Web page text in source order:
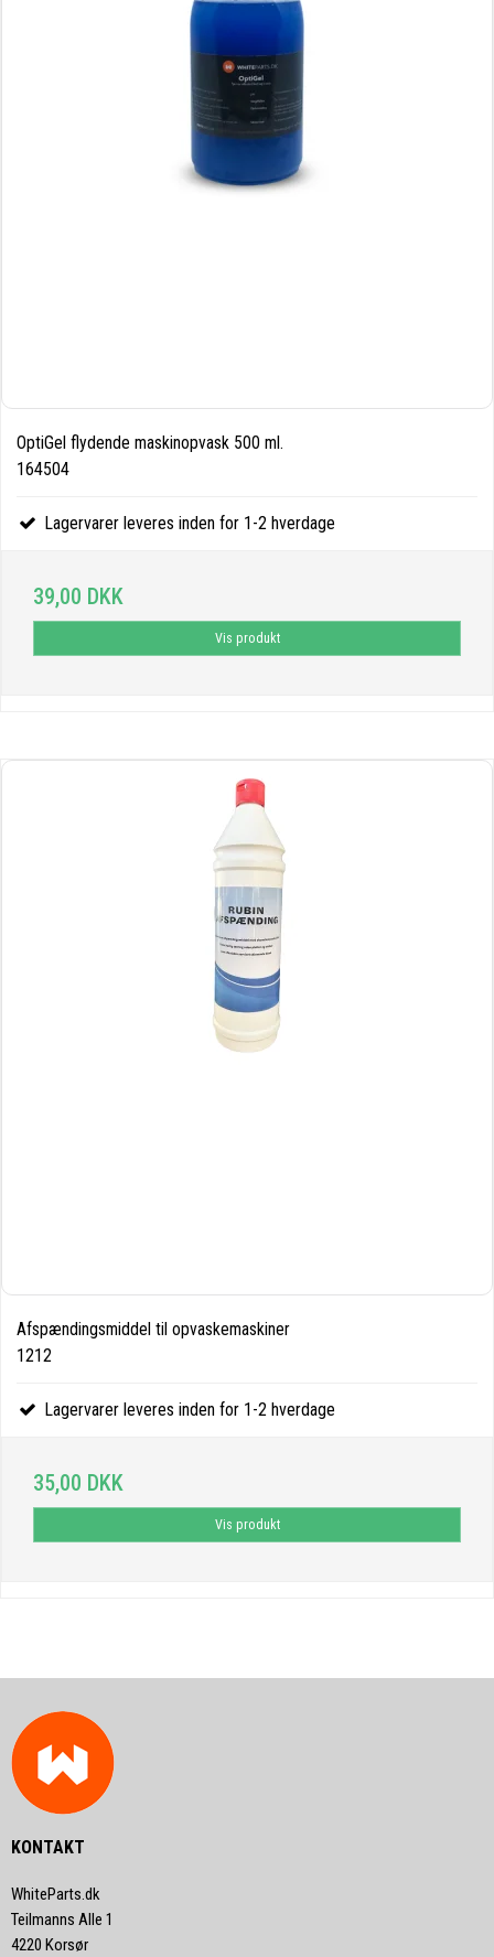
OptiGel flydende maskinopvask 500 ml.
164504
Lagervarer leveres inden for 1-2 hverdage
39,00 DKK
Vis produkt
Afspændingsmiddel til opvaskemaskiner
1212
Lagervarer leveres inden for 1-2 hverdage
35,00 DKK
Vis produkt
KONTAKT
WhiteParts.dk
Teilmanns Alle 1
4220 Korsør